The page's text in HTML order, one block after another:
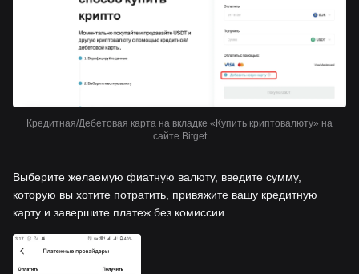
Кредитная/Дебетовая карта на вкладке «Купить криптовалюту» на
сайте Bitget
Выберите желаемую фиатную валюту, введите сумму,
которую вы хотите потратить, привяжите вашу кредитную
карту и завершите платеж без комиссии.